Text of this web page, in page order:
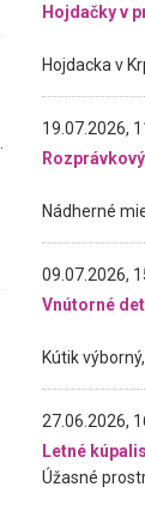
Hojdačky v
19.07.2026,
09.07.2026,
27.06.2026,
Letné